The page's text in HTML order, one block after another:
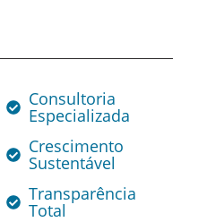
Consultoria
Especializada
Crescimento
Sustentável
Transparência
Total